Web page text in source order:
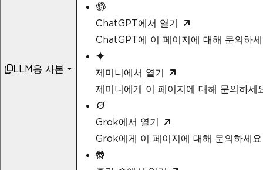
LLM용 사본
ChatGPT에서 열기
ChatGPT에 이 페이지에 대해 문의하
제미니에서 열기
제미니에게 이 페이지에 대해 문의하세
Grok에서 열기
Grok에게 이 페이지에 대해 문의하세요